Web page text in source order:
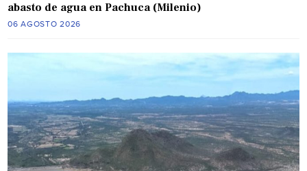
abasto de agua en Pachuca (Milenio)
06 AGOSTO 2026